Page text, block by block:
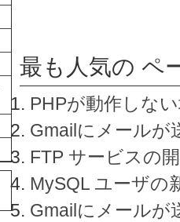
最も人気の ペ
PHPが動作しな
Gmailにメールが
FTP サービスの
MySQL ユーザの
Gmailにメールが